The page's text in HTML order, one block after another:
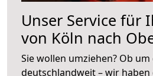
Unser Service für
von Köln nach
Sie wollen umziehen? Ob
deutschlandweit – wir haben